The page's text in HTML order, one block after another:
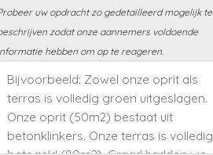
uw opdracht zo gedetailleerd mogelijk te
zodat onze aannemers voldoende
hebben om op te reageren.